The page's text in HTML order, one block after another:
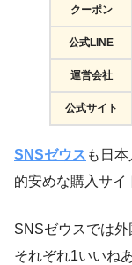
クーポン
公式LINE
運営会社
公式サイト
SNSゼウス も日
的安めな購入サイ
SNSゼウスでは外
それぞれ1いいね